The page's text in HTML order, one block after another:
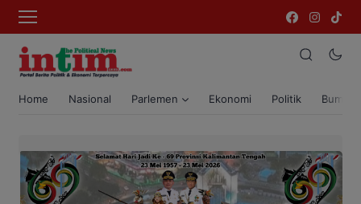
Home Nasional Parlemen Ekonomi Politik Bumi